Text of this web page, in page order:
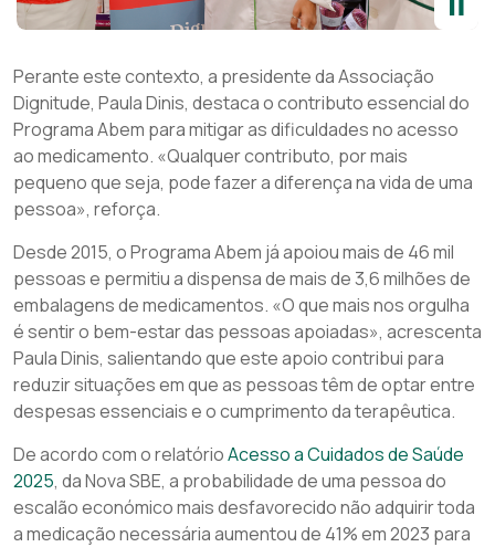
Perante este contexto, a presidente da Associação
Dignitude, Paula Dinis, destaca o contributo essencial do
Programa Abem para mitigar as dificuldades no acesso
ao medicamento. «Qualquer contributo, por mais
pequeno que seja, pode fazer a diferença na vida de uma
pessoa», reforça.
Desde 2015, o Programa Abem já apoiou mais de 46 mil
pessoas e permitiu a dispensa de mais de 3,6 milhões de
embalagens de medicamentos. «O que mais nos orgulha
é sentir o bem-estar das pessoas apoiadas», acrescenta
Paula Dinis, salientando que este apoio contribui para
reduzir situações em que as pessoas têm de optar entre
despesas essenciais e o cumprimento da terapêutica.
De acordo com o relatórioAcesso a Cuidados de Saúde
2025, da Nova SBE, a probabilidade de uma pessoa do
escalão económico mais desfavorecido não adquirir toda
a medicação necessária aumentou de 41% em 2023 para